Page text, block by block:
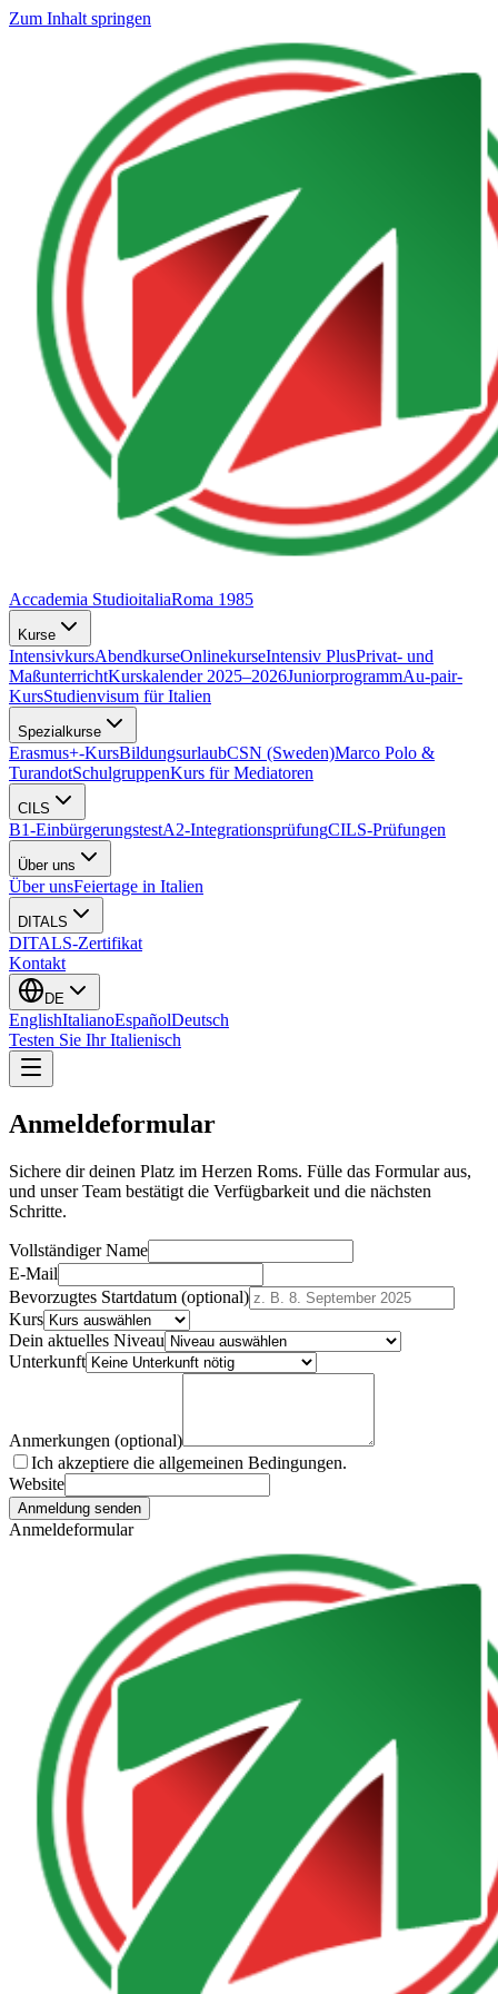
Zum Inhalt springen
Accademia StudioitaliaRoma 1985
Kurse
IntensivkursAbendkurseOnlinekurseIntensiv PlusPrivat- und
MaßunterrichtKurskalender 2025–2026JuniorprogrammAu-pair-
KursStudienvisum für Italien
Spezialkurse
Erasmus+-KursBildungsurlaubCSN (Sweden)Marco Polo &
TurandotSchulgruppenKurs für Mediatoren
CILS
B1-EinbürgerungstestA2-IntegrationsprüfungCILS-Prüfungen
Über uns
Über unsFeiertage in Italien
DITALS
DITALS-Zertifikat
Kontakt
DE
EnglishItalianoEspañolDeutsch
Testen Sie Ihr Italienisch
Anmeldeformular
Sichere dir deinen Platz im Herzen Roms. Fülle das Formular aus,
und unser Team bestätigt die Verfügbarkeit und die nächsten
Schritte.
Vollständiger Name
E-Mail
Bevorzugtes Startdatum (optional)
Kurs
Dein aktuelles Niveau
Unterkunft
Anmerkungen (optional)
Ich akzeptiere die allgemeinen Bedingungen.
Website
Anmeldung senden
Anmeldeformular